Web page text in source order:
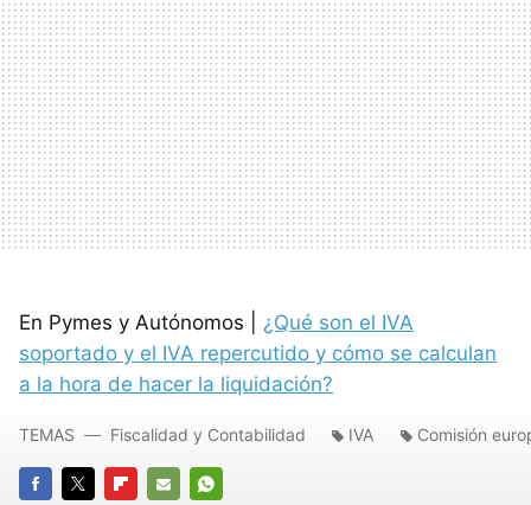
En Pymes y Autónomos | ¿Qué son el IVA
soportado y el IVA repercutido y cómo se calculan
a la hora de hacer la liquidación?
TEMAS Fiscalidad y Contabilidad IVA Comisión